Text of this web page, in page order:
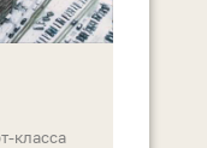
класса